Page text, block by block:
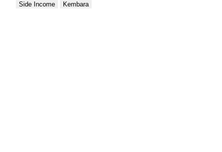
Side Income
Kembara